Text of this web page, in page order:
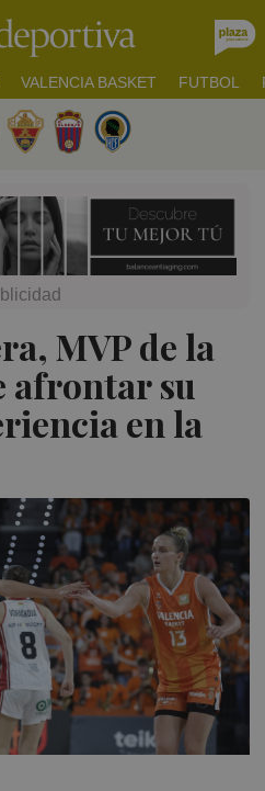
VALENCIA BASKET FUTBOL
MVP de la
afrontar su
en la